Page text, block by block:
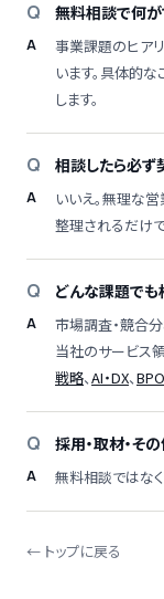
無料相談で何が
事業課題のヒア
います。具体的
します。
相談したら必ず
いいえ。無理な
整理されるだけで
どんな課題でも
市場調査・競合
当社のサービス
戦略、AI・DX、BPO
採用・取材・そ
無料相談ではなく
← トップに戻る